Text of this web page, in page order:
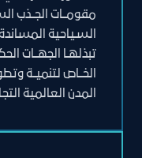
مقومــات الجــذب
السـياحية
تبذلهـا الجهــات
الخــاص لتنميــة
المدن العالمية